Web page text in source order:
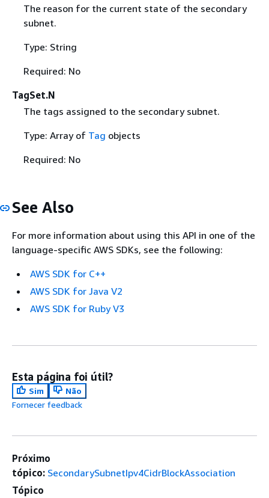
The reason for the current state of the secondary
subnet.
Type: String
Required: No
TagSet.N
The tags assigned to the secondary subnet.
Type: Array of Tag objects
Required: No
See Also
For more information about using this API in one of the
language-specific AWS SDKs, see the following:
AWS SDK for C++
AWS SDK for Java V2
AWS SDK for Ruby V3
Esta página foi útil?
Sim
Não
Fornecer feedback
Próximo
tópico: SecondarySubnetIpv4CidrBlockAssociation
Tópico